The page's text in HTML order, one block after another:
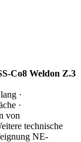
Co8 Weldon Z.3
·
·
von
technische
NE-